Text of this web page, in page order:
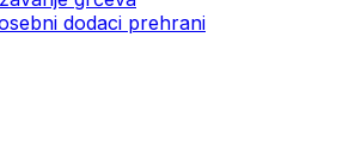
dodaci prehrani